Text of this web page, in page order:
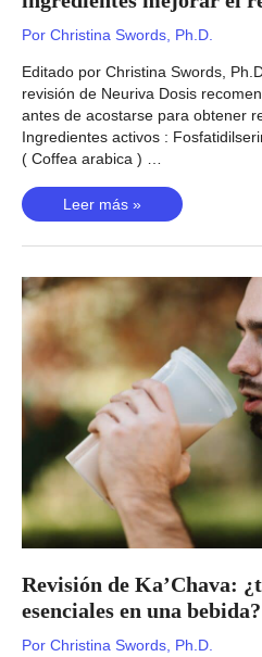
Por Christina Swords, Ph.D.
Editado por Christina Swords,
revisión de Neuriva Dosis
antes de acostarse para obtener
Ingredientes activos :
( Coffea arabica ) …
Revisión
de
Neuriva
¿Pueden
ingredientes
mejorar
el
rendimiento
cerebral?
Leer más »
Revisión de Ka’Chava:
esenciales en una bebida?
Por Christina Swords, Ph.D.